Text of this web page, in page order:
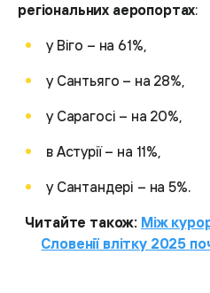
регіональних аеропортах:
у Віго – на 61%,
у Сантьяго – на 28%,
у Сарагосі – на 20%,
в Астурії – на 11%,
у Сантандері – на 5%.
Читайте також: Між
Словенії влітку 2025